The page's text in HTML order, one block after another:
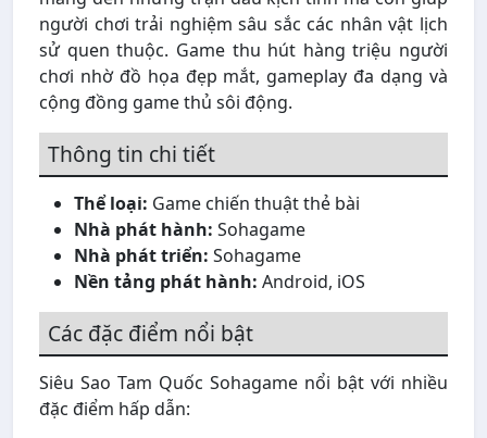
người chơi trải nghiệm sâu sắc các nhân vật lịch
sử quen thuộc. Game thu hút hàng triệu người
chơi nhờ đồ họa đẹp mắt, gameplay đa dạng và
cộng đồng game thủ sôi động.
Thông tin chi tiết
Thể loại: Game chiến thuật thẻ bài
Nhà phát hành: Sohagame
Nhà phát triển: Sohagame
Nền tảng phát hành: Android, iOS
Các đặc điểm nổi bật
Siêu Sao Tam Quốc Sohagame nổi bật với nhiều
đặc điểm hấp dẫn: